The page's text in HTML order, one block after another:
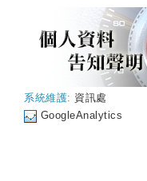
系統維護: 資訊處
GoogleAnalytics